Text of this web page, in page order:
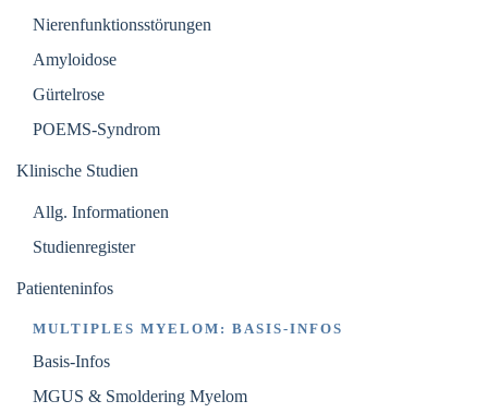
Nierenfunktionsstörungen
Amyloidose
Gürtelrose
POEMS-Syndrom
Klinische Studien
Allg. Informationen
Studienregister
Patienteninfos
MULTIPLES MYELOM: BASIS-INFOS
Basis-Infos
MGUS & Smoldering Myelom